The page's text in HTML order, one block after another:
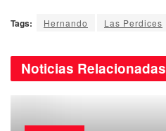
Tags: Hernando Las Perdices
Noticias Relacionadas